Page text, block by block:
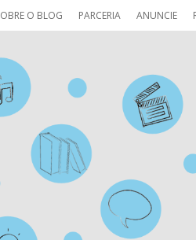
O BLOG PARCERIA ANUNCIE